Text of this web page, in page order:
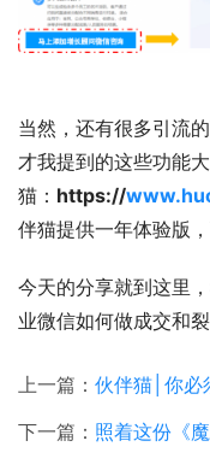
当然，还有很多引流
才我提到的这些功能
猫： https://
伴猫提供一年体验版
今天的分享就到这里
业微信如何做成交和裂
上一篇： 伙伴猫│你必
下一篇： 照着这份《魔鬼细节